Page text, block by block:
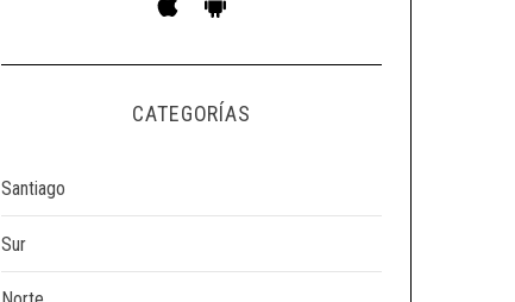
CATEGORÍAS
Santiago
Sur